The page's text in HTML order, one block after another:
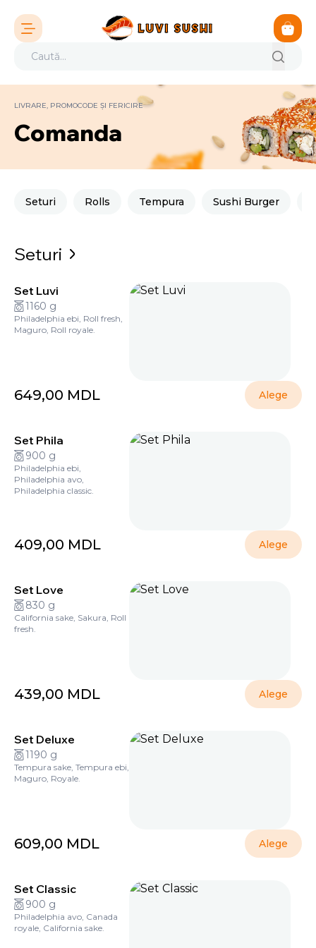
LIVRARE, PROMOCODE ȘI FERICIRE
Comanda
Seturi Rolls Tempura Sushi Burger
Seturi
Set Luvi
1160 g
Philadelphia ebi, Roll fresh,
Maguro, Roll royale.
649,00 MDL Alege
Set Phila
900 g
Philadelphia ebi,
Philadelphia avo,
Philadelphia classic.
409,00 MDL Alege
Set Love
830 g
California sake, Sakura, Roll
fresh.
439,00 MDL Alege
Set Deluxe
1190 g
Tempura sake, Tempura ebi,
Maguro, Royale.
609,00 MDL Alege
Set Classic
900 g
Philadelphia avo, Canada
royale, California sake.